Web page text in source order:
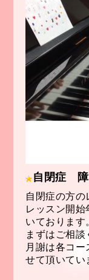
自閉症 障
自閉症の方の
レッスン開
いております
まずはご相談
月謝は各コ
せて頂いてい